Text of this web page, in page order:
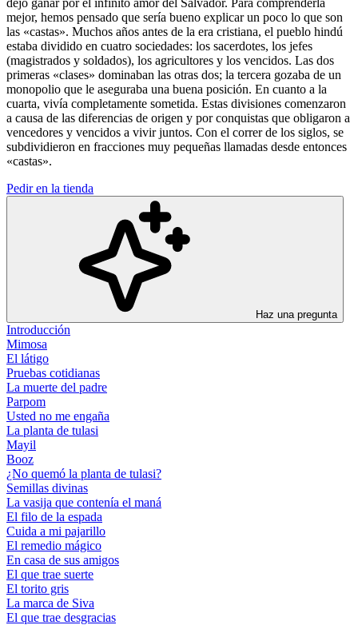
mejor, hemos pensado que sería bueno explicar un poco lo que son
las «castas». Muchos años antes de la era cristiana, el pueblo hindú
estaba dividido en cuatro sociedades: los sacerdotes, los jefes
(magistrados y soldados), los agricultores y los vencidos. Las dos
primeras «clases» dominaban las otras dos; la tercera gozaba de un
monopolio que le aseguraba una buena posición. En cuanto a la
cuarta, vivía completamente sometida. Estas divisiones comenzaron
a causa de las diferencias de origen y por conquistas que obligaron a
vencedores y vencidos a vivir juntos. Con el correr de los siglos, se
subdividieron en fracciones muy pequeñas llamadas desde entonces
«castas».
Pedir en la tienda
Haz una pregunta
Introducción
Mimosa
El látigo
Pruebas cotidianas
La muerte del padre
Parpom
Usted no me engaña
La planta de tulasi
Mayil
Booz
¿No quemó la planta de tulasi?
Semillas divinas
La vasija que contenía el maná
El filo de la espada
Cuida a mi pajarillo
El remedio mágico
En casa de sus amigos
El que trae suerte
El torito gris
La marca de Siva
El que trae desgracias